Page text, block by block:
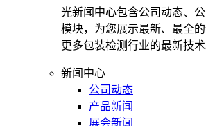
光新闻中心包含公司动态、
模块，为您展示最新、最全
更多包装检测行业的最新技术
新闻中心
公司动态
产品新闻
展会新闻